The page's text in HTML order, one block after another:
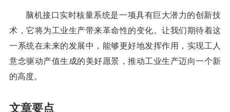
脑机接口实时核量系统是一项具有巨大潜力的创新技
术，它将为工业生产带来革命性的变化。让我们期待着这
一系统在未来的发展中，能够更好地发挥作用，实现工人
意念驱动产值生成的美好愿景，推动工业生产迈向一个新
的高度。
文章要点